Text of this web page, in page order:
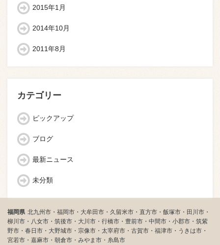
2015年1月
2014年10月
2011年8月
カテゴリー
ピックアップ
ブログ
最新ニュース
未分類
福岡県 北九州市・福岡市・大牟田市・久留米市・直方市・飯塚市・田川市・
柳川市・八女市・筑後市・大川市・行橋市・豊前市・中間市・小郡市・筑紫
野市・春日市・大野城市・宗像市・太宰府市・古賀市・福津市・うきは市・
宮若市・嘉麻市・朝倉市・みやま市・糸島市